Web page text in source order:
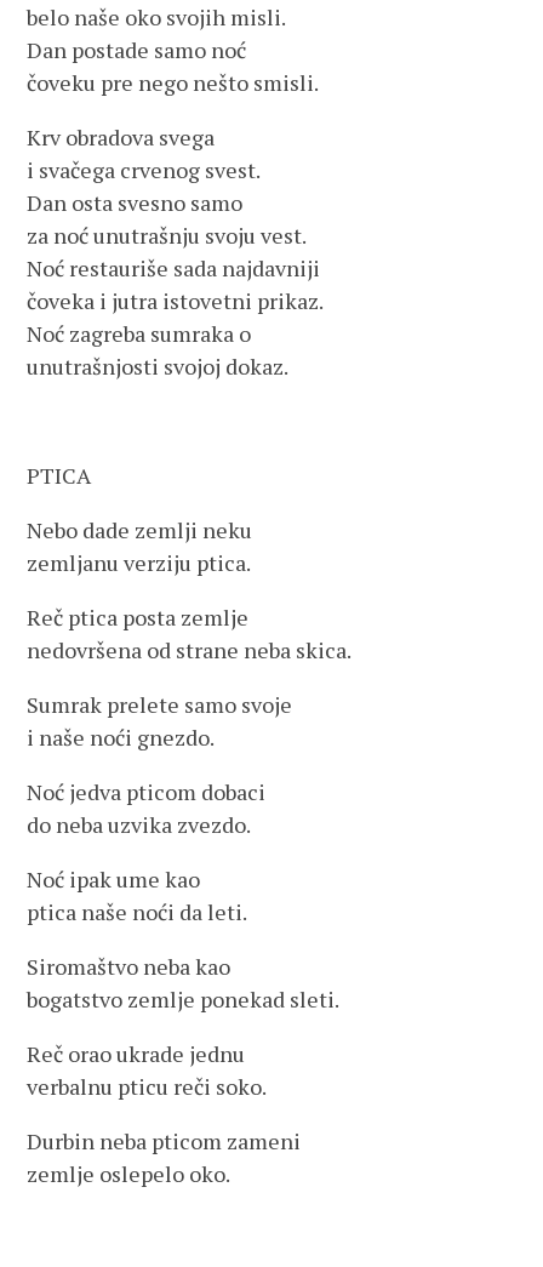
belo naše oko svojih misli.
Dan postade samo noć
čoveku pre nego nešto smisli.
Krv obradova svega
i svačega crvenog svest.
Dan osta svesno samo
za noć unutrašnju svoju vest.
Noć restauriše sada najdavniji
čoveka i jutra istovetni prikaz.
Noć zagreba sumraka o
unutrašnjosti svojoj dokaz.
PTICA
Nebo dade zemlji neku
zemljanu verziju ptica.
Reč ptica posta zemlje
nedovršena od strane neba skica.
Sumrak prelete samo svoje
i naše noći gnezdo.
Noć jedva pticom dobaci
do neba uzvika zvezdo.
Noć ipak ume kao
ptica naše noći da leti.
Siromaštvo neba kao
bogatstvo zemlje ponekad sleti.
Reč orao ukrade jednu
verbalnu pticu reči soko.
Durbin neba pticom zameni
zemlje oslepelo oko.